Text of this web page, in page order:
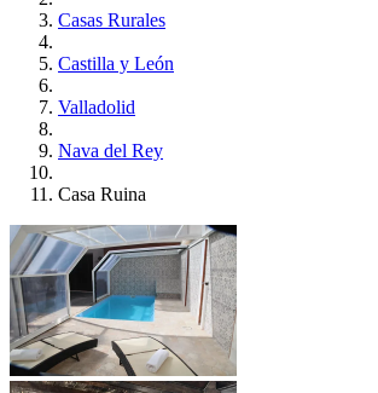
Casas Rurales
Castilla y León
Valladolid
Nava del Rey
Casa Ruina